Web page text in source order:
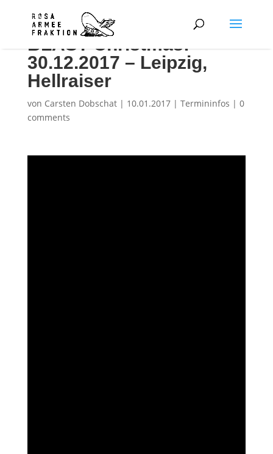
BLAST Christmas:
30.12.2017 – Leipzig,
Hellraiser
von Carsten Dobschat| 10.01.2017| Termininfos | 0
comments